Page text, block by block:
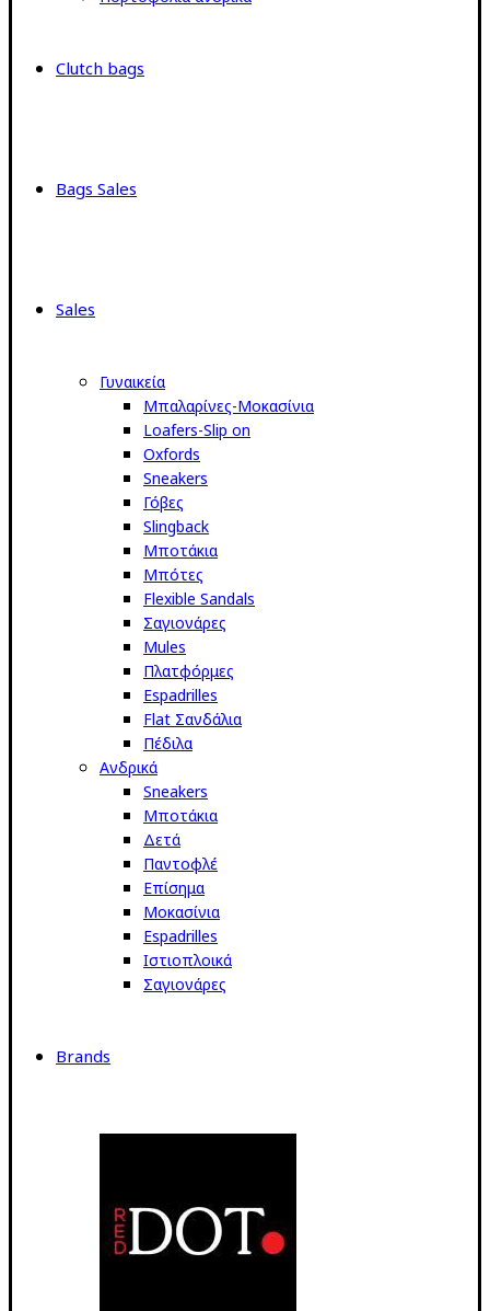
Clutch bags
Bags Sales
Sales
Γυναικεία
Μπαλαρίνες-Μοκασίνια
Loafers-Slip on
Oxfords
Sneakers
Γόβες
Slingback
Μποτάκια
Μπότες
Flexible Sandals
Σαγιονάρες
Mules
Πλατφόρμες
Espadrilles
Flat Σανδάλια
Πέδιλα
Ανδρικά
Sneakers
Μποτάκια
Δετά
Παντοφλέ
Επίσημα
Μοκασίνια
Espadrilles
Ιστιοπλοικά
Σαγιονάρες
Brands